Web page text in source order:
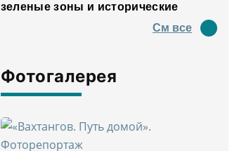
зеленые зоны и исторические
См все
Фотогалерея